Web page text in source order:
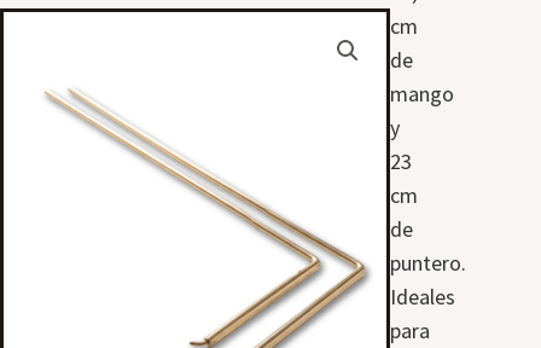
cm
de
mango
y
23
cm
de
puntero.
Ideales
para